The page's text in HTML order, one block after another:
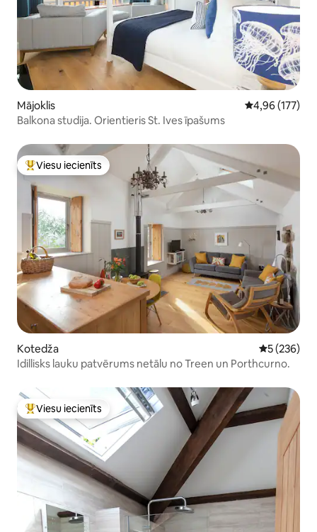
Mājoklis Vidējais
4,96 (177)
Balkona studija. Orientieris St. Ives īpašums
Populārs viesu iecienīts mājoklis
Viesu iecienīts
Kotedža Vidējais
5 (236)
Idillisks lauku patvērums netālu no Treen un Porthcurno.
Populārs viesu iecienīts mājoklis
Viesu iecienīts